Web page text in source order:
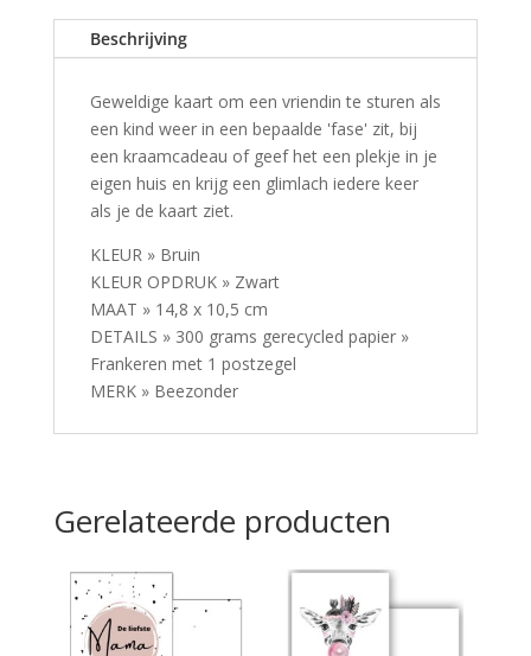
Beschrijving
Geweldige kaart om een vriendin te sturen als
een kind weer in een bepaalde 'fase' zit, bij
een kraamcadeau of geef het een plekje in je
eigen huis en krijg een glimlach iedere keer
als je de kaart ziet.
KLEUR » Bruin
KLEUR OPDRUK » Zwart
MAAT » 14,8 x 10,5 cm
DETAILS » 300 grams gerecycled papier »
Frankeren met 1 postzegel
MERK » Beezonder
Gerelateerde producten